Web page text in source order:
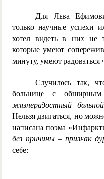
Для Льва
только научные успехи
хотел видеть в них не
которые умеют
минуту, умеют радоваться
Случилось так,
больнице с
жизнерадостный
Нельзя двигаться, но
написана поэма
без причины – признак
себе: